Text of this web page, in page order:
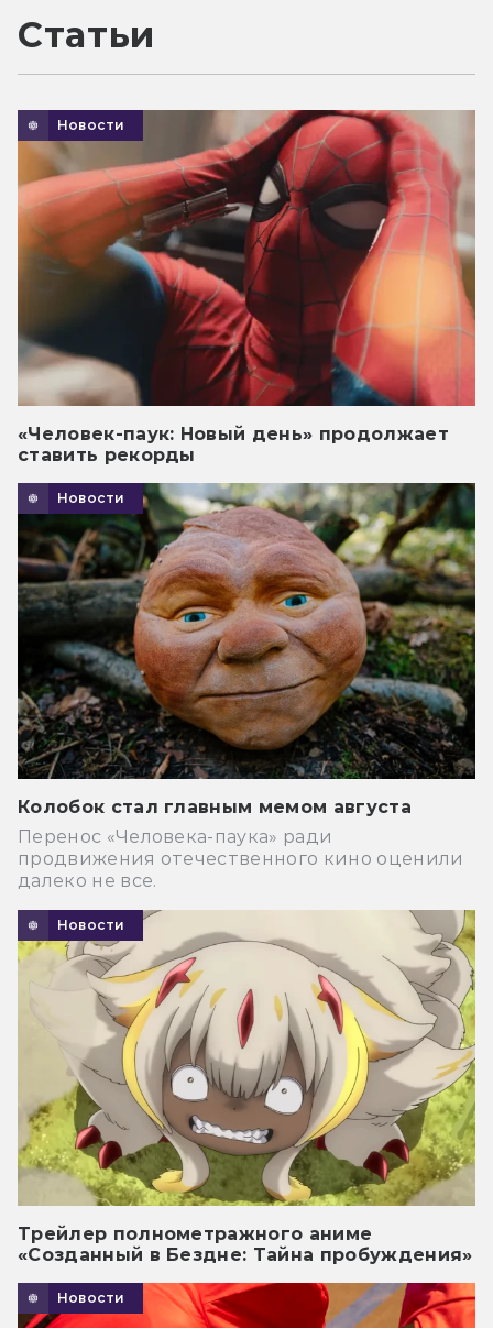
Статьи
Новости
«Человек-паук: Новый день» продолжает
ставить рекорды
Новости
Колобок стал главным мемом августа
Перенос «Человека-паука» ради
продвижения отечественного кино оценили
далеко не все.
Новости
Трейлер полнометражного аниме
«Созданный в Бездне: Тайна пробуждения»
Новости